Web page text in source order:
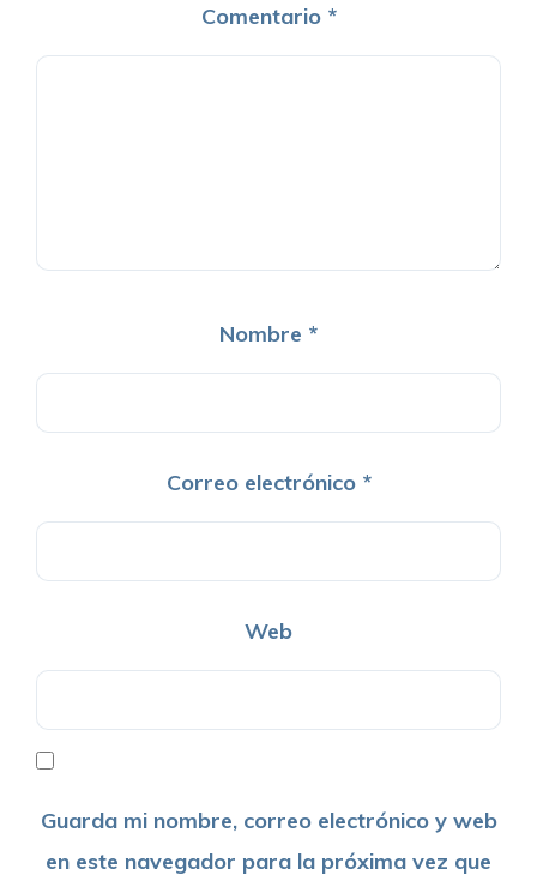
Comentario *
Nombre *
Correo electrónico *
Web
Guarda mi nombre, correo electrónico y web
en este navegador para la próxima vez que